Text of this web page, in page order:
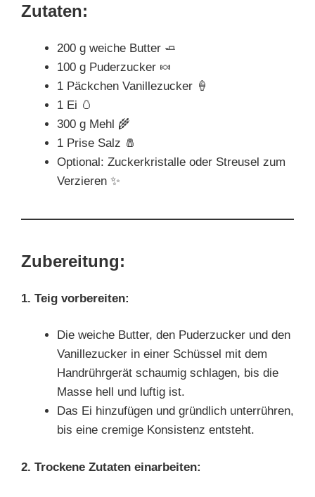
Zutaten:
200 g weiche Butter 🧈
100 g Puderzucker 🍬
1 Päckchen Vanillezucker 🍦
1 Ei 🥚
300 g Mehl 🌾
1 Prise Salz 🧂
Optional: Zuckerkristalle oder Streusel zum
Verzieren ✨
Zubereitung:
1. Teig vorbereiten:
Die weiche Butter, den Puderzucker und den
Vanillezucker in einer Schüssel mit dem
Handrührgerät schaumig schlagen, bis die
Masse hell und luftig ist.
Das Ei hinzufügen und gründlich unterrühren,
bis eine cremige Konsistenz entsteht.
2. Trockene Zutaten einarbeiten: